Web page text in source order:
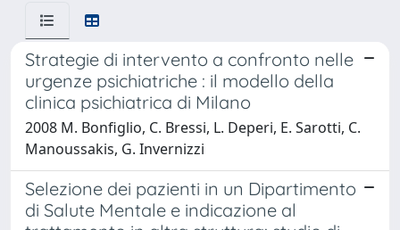
Strategie di intervento a confronto nelle
urgenze psichiatriche : il modello della
clinica psichiatrica di Milano
2008 M. Bonfiglio, C. Bressi, L. Deperi, E. Sarotti, C.
Manoussakis, G. Invernizzi
Selezione dei pazienti in un Dipartimento
di Salute Mentale e indicazione al